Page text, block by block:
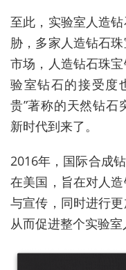
至此，实验室人造
胁，多家人造钻石
市场，人造钻石珠
验室钻石的接受度
贵”著称的天然钻石
新时代到来了。
2016年，国际合成
在美国，旨在对人
与宣传，同时进行
从而促进整个实验室